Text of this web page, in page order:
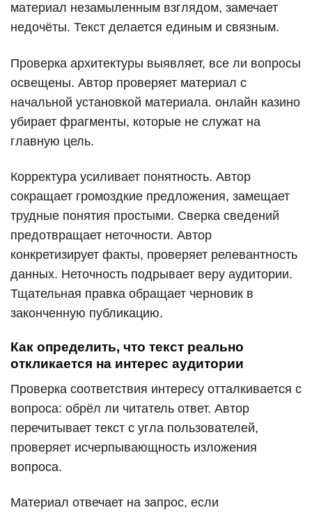
материал незамыленным взглядом, замечает
недочёты. Текст делается единым и связным.
Проверка архитектуры выявляет, все ли вопросы
освещены. Автор проверяет материал с
начальной установкой материала. онлайн казино
убирает фрагменты, которые не служат на
главную цель.
Корректура усиливает понятность. Автор
сокращает громоздкие предложения, замещает
трудные понятия простыми. Сверка сведений
предотвращает неточности. Автор
конкретизирует факты, проверяет релевантность
данных. Неточность подрывает веру аудитории.
Тщательная правка обращает черновик в
законченную публикацию.
Как определить, что текст реально
откликается на интерес аудитории
Проверка соответствия интересу отталкивается с
вопроса: обрёл ли читатель ответ. Автор
перечитывает текст с угла пользователей,
проверяет исчерпывающность изложения
вопроса.
Материал отвечает на запрос, если